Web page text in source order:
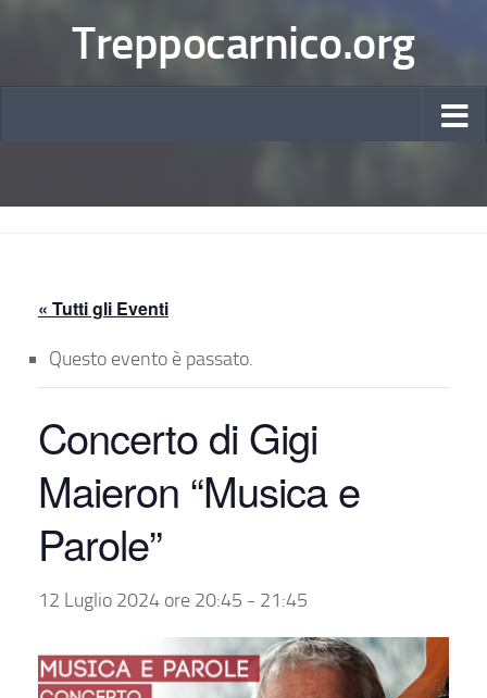
Treppocarnico.org
« Tutti gli Eventi
Questo evento è passato.
Concerto di Gigi
Maieron “Musica e
Parole”
12 Luglio 2024 ore 20:45 - 21:45